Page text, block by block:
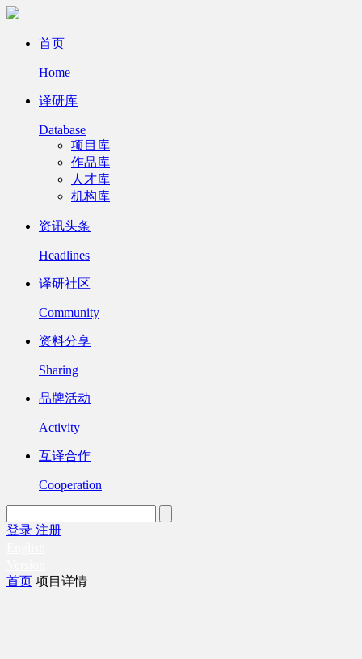
首页
Home
译研库
Database
项目库
作品库
人才库
机构库
资讯头条
Headlines
译研社区
Community
资料分享
Sharing
品牌活动
Activity
互译合作
Cooperation
登录 注册
首页 项目详情